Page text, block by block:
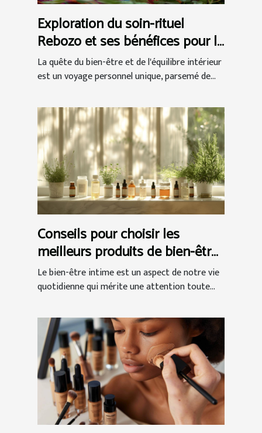
Exploration du soin-rituel
Rebozo et ses bénéfices pour le
bien-être
La quête du bien-être et de l'équilibre intérieur
est un voyage personnel unique, parsemé de...
Conseils pour choisir les
meilleurs produits de bien-être
intime
Le bien-être intime est un aspect de notre vie
quotidienne qui mérite une attention toute...